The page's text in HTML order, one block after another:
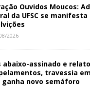
Ouvidos Moucos:
da UFSC se manifesta
2026
abaixo-assinado e
travessia
ganha novo semáforo